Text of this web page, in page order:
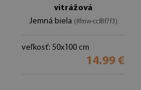
vitrážová
Jemná biela (#fmw-ccf8f7f3)
veľkosť: 50x100 cm
14.99 €